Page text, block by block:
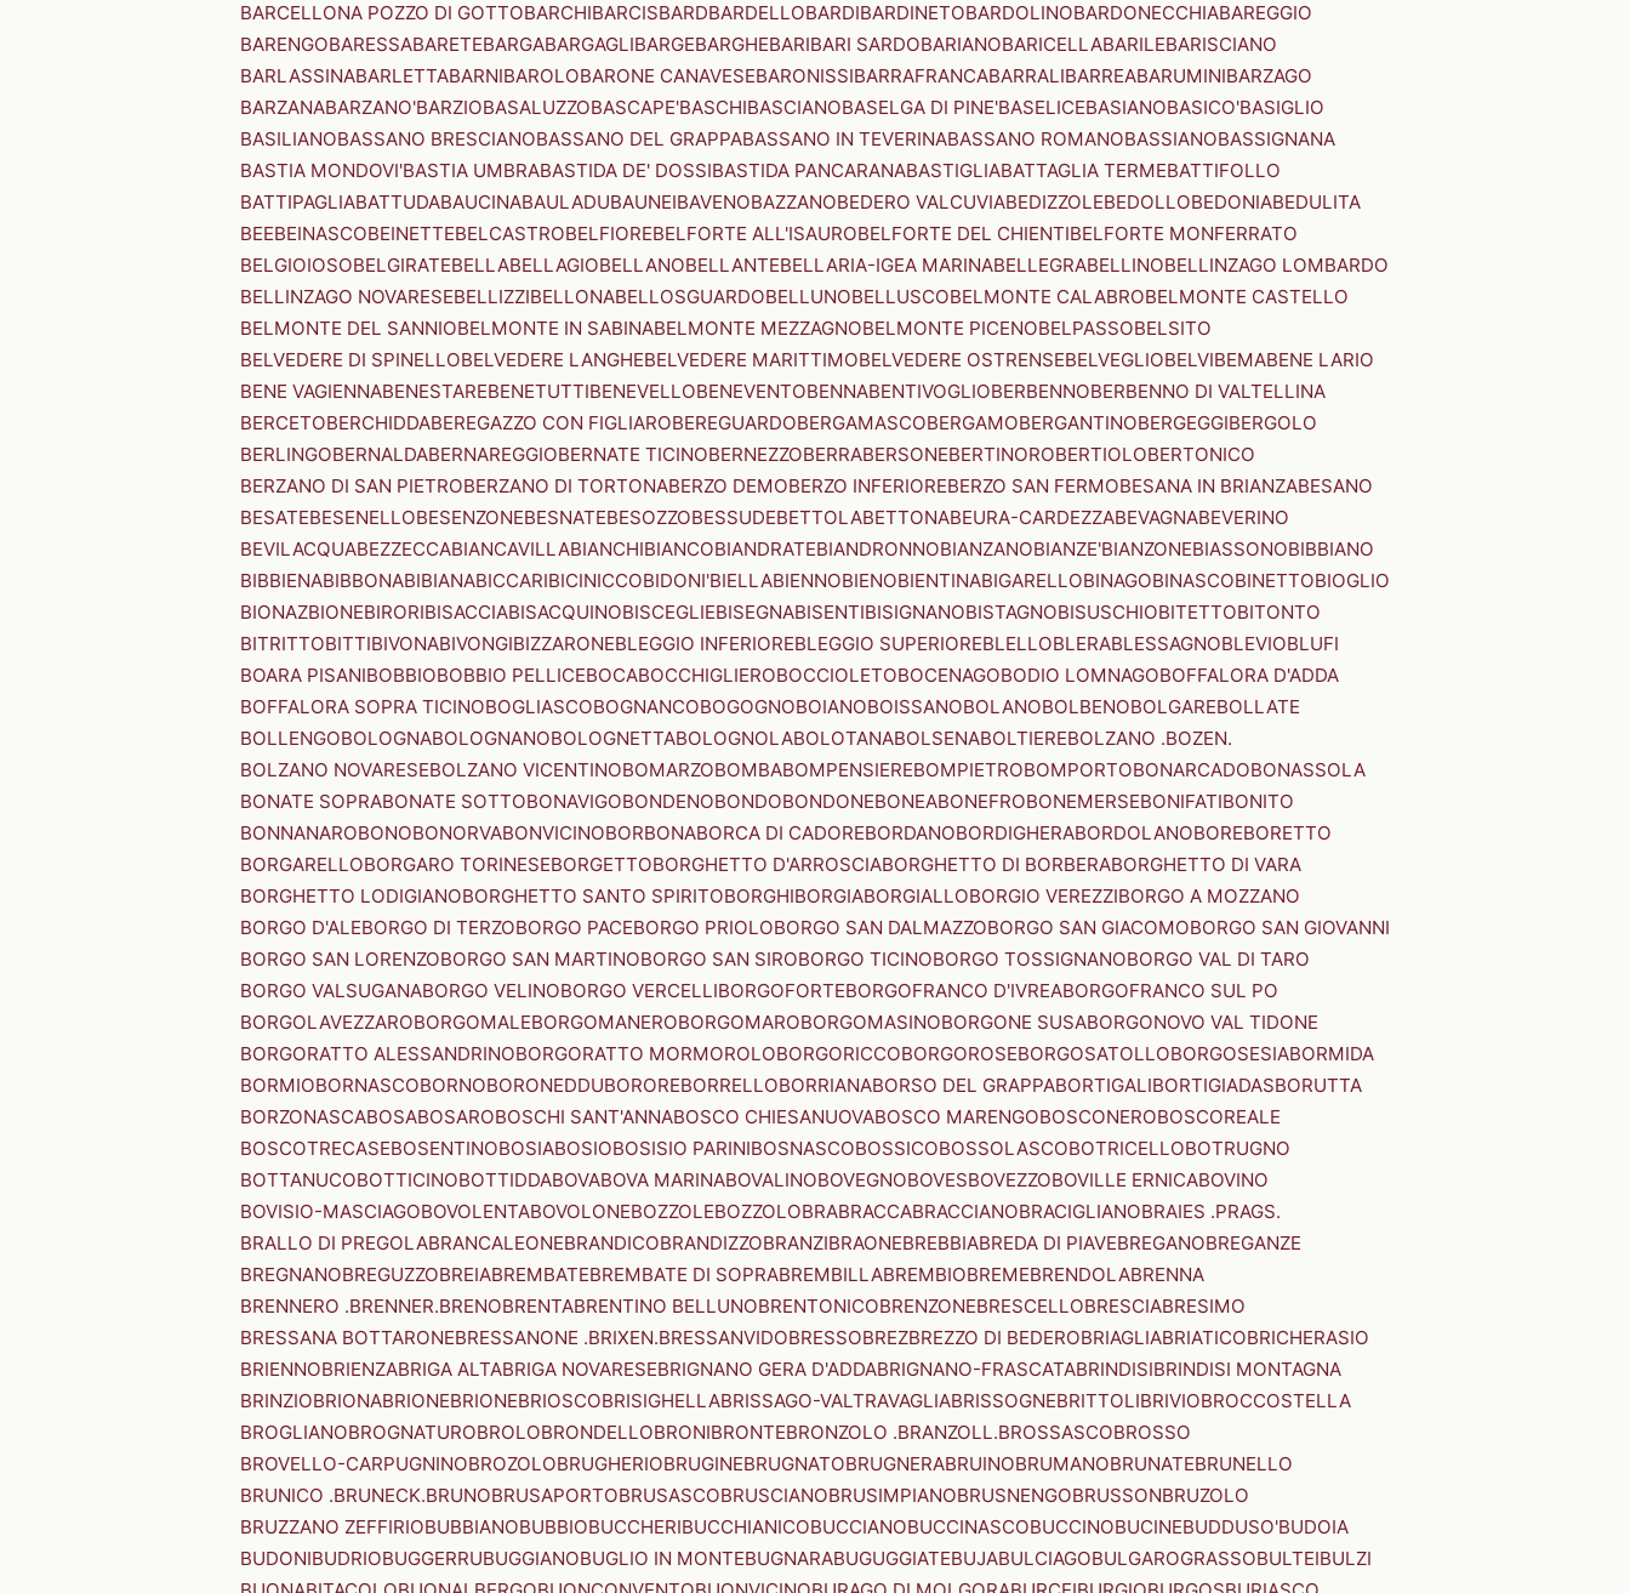
BARCELLONA POZZO DI GOTTOBARCHIBARCISBARDBARDELLOBARDIBARDINETOBARDOLINOBARDONECCHIABAREGGIO
BARENGOBARESSABARETEBARGABARGAGLIBARGEBARGHEBARIBARI SARDOBARIANOBARICELLABARILEBARISCIANO
BARLASSINABARLETTABARNIBAROLOBARONE CANAVESEBARONISSIBARRAFRANCABARRALIBARREABARUMINIBARZAGO
BARZANABARZANO'BARZIOBASALUZZOBASCAPE'BASCHIBASCIANOBASELGA DI PINE'BASELICEBASIANOBASICO'BASIGLIO
BASILIANOBASSANO BRESCIANOBASSANO DEL GRAPPABASSANO IN TEVERINABASSANO ROMANOBASSIANOBASSIGNANA
BASTIA MONDOVI'BASTIA UMBRABASTIDA DE' DOSSIBASTIDA PANCARANABASTIGLIABATTAGLIA TERMEBATTIFOLLO
BATTIPAGLIABATTUDABAUCINABAULADUBAUNEIBAVENOBAZZANOBEDERO VALCUVIABEDIZZOLEBEDOLLOBEDONIABEDULITA
BEEBEINASCOBEINETTEBELCASTROBELFIOREBELFORTE ALL'ISAUROBELFORTE DEL CHIENTIBELFORTE MONFERRATO
BELGIOIOSOBELGIRATEBELLABELLAGIOBELLANOBELLANTEBELLARIA-IGEA MARINABELLEGRABELLINOBELLINZAGO LOMBARDO
BELLINZAGO NOVARESEBELLIZZIBELLONABELLOSGUARDOBELLUNOBELLUSCOBELMONTE CALABROBELMONTE CASTELLO
BELMONTE DEL SANNIOBELMONTE IN SABINABELMONTE MEZZAGNOBELMONTE PICENOBELPASSOBELSITO
BELVEDERE DI SPINELLOBELVEDERE LANGHEBELVEDERE MARITTIMOBELVEDERE OSTRENSEBELVEGLIOBELVIBEMABENE LARIO
BENE VAGIENNABENESTAREBENETUTTIBENEVELLOBENEVENTOBENNABENTIVOGLIOBERBENNOBERBENNO DI VALTELLINA
BERCETOBERCHIDDABEREGAZZO CON FIGLIAROBEREGUARDOBERGAMASCOBERGAMOBERGANTINOBERGEGGIBERGOLO
BERLINGOBERNALDABERNAREGGIOBERNATE TICINOBERNEZZOBERRABERSONEBERTINOROBERTIOLOBERTONICO
BERZANO DI SAN PIETROBERZANO DI TORTONABERZO DEMOBERZO INFERIOREBERZO SAN FERMOBESANA IN BRIANZABESANO
BESATEBESENELLOBESENZONEBESNATEBESOZZOBESSUDEBETTOLABETTONABEURA-CARDEZZABEVAGNABEVERINO
BEVILACQUABEZZECCABIANCAVILLABIANCHIBIANCOBIANDRATEBIANDRONNOBIANZANOBIANZE'BIANZONEBIASSONOBIBBIANO
BIBBIENABIBBONABIBIANABICCARIBICINICCOBIDONI'BIELLABIENNOBIENOBIENTINABIGARELLOBINAGOBINASCOBINETTOBIOGLIO
BIONAZBIONEBIRORIBISACCIABISACQUINOBISCEGLIEBISEGNABISENTIBISIGNANOBISTAGNOBISUSCHIOBITETTOBITONTO
BITRITTOBITTIBIVONABIVONGIBIZZARONEBLEGGIO INFERIOREBLEGGIO SUPERIOREBLELLOBLERABLESSAGNOBLEVIOBLUFI
BOARA PISANIBOBBIOBOBBIO PELLICEBOCABOCCHIGLIEROBOCCIOLETOBOCENAGOBODIO LOMNAGOBOFFALORA D'ADDA
BOFFALORA SOPRA TICINOBOGLIASCOBOGNANCOBOGOGNOBOIANOBOISSANOBOLANOBOLBENOBOLGAREBOLLATE
BOLLENGOBOLOGNABOLOGNANOBOLOGNETTABOLOGNOLABOLOTANABOLSENABOLTIEREBOLZANO .BOZEN.
BOLZANO NOVARESEBOLZANO VICENTINOBOMARZOBOMBABOMPENSIEREBOMPIETROBOMPORTOBONARCADOBONASSOLA
BONATE SOPRABONATE SOTTOBONAVIGOBONDENOBONDOBONDONEBONEABONEFROBONEMERSEBONIFATIBONITO
BONNANAROBONOBONORVABONVICINOBORBONABORCA DI CADOREBORDANOBORDIGHERABORDOLANOBOREBORETTO
BORGARELLOBORGARO TORINESEBORGETTOBORGHETTO D'ARROSCIABORGHETTO DI BORBERABORGHETTO DI VARA
BORGHETTO LODIGIANOBORGHETTO SANTO SPIRITOBORGHIBORGIABORGIALLOBORGIO VEREZZIBORGO A MOZZANO
BORGO D'ALEBORGO DI TERZOBORGO PACEBORGO PRIOLOBORGO SAN DALMAZZOBORGO SAN GIACOMOBORGO SAN GIOVANNI
BORGO SAN LORENZOBORGO SAN MARTINOBORGO SAN SIROBORGO TICINOBORGO TOSSIGNANOBORGO VAL DI TARO
BORGO VALSUGANABORGO VELINOBORGO VERCELLIBORGOFORTEBORGOFRANCO D'IVREABORGOFRANCO SUL PO
BORGOLAVEZZAROBORGOMALEBORGOMANEROBORGOMAROBORGOMASINOBORGONE SUSABORGONOVO VAL TIDONE
BORGORATTO ALESSANDRINOBORGORATTO MORMOROLOBORGORICCOBORGOROSEBORGOSATOLLOBORGOSESIABORMIDA
BORMIOBORNASCOBORNOBORONEDDUBOROREBORRELLOBORRIANABORSO DEL GRAPPABORTIGALIBORTIGIADASBORUTTA
BORZONASCABOSABOSAROBOSCHI SANT'ANNABOSCO CHIESANUOVABOSCO MARENGOBOSCONEROBOSCOREALE
BOSCOTRECASEBOSENTINOBOSIABOSIOBOSISIO PARINIBOSNASCOBOSSICOBOSSOLASCOBOTRICELLOBOTRUGNO
BOTTANUCOBOTTICINOBOTTIDDABOVABOVA MARINABOVALINOBOVEGNOBOVESBOVEZZOBOVILLE ERNICABOVINO
BOVISIO-MASCIAGOBOVOLENTABOVOLONEBOZZOLEBOZZOLOBRABRACCABRACCIANOBRACIGLIANOBRAIES .PRAGS.
BRALLO DI PREGOLABRANCALEONEBRANDICOBRANDIZZOBRANZIBRAONEBREBBIABREDA DI PIAVEBREGANOBREGANZE
BREGNANOBREGUZZOBREIABREMBATEBREMBATE DI SOPRABREMBILLABREMBIOBREMEBRENDOLABRENNA
BRENNERO .BRENNER.BRENOBRENTABRENTINO BELLUNOBRENTONICOBRENZONEBRESCELLOBRESCIABRESIMO
BRESSANA BOTTARONEBRESSANONE .BRIXEN.BRESSANVIDOBRESSOBREZBREZZO DI BEDEROBRIAGLIABRIATICOBRICHERASIO
BRIENNOBRIENZABRIGA ALTABRIGA NOVARESEBRIGNANO GERA D'ADDABRIGNANO-FRASCATABRINDISIBRINDISI MONTAGNA
BRINZIOBRIONABRIONEBRIONEBRIOSCOBRISIGHELLABRISSAGO-VALTRAVAGLIABRISSOGNEBRITTOLIBRIVIOBROCCOSTELLA
BROGLIANOBROGNATUROBROLOBRONDELLOBRONIBRONTEBRONZOLO .BRANZOLL.BROSSASCOBROSSO
BROVELLO-CARPUGNINOBROZOLOBRUGHERIOBRUGINEBRUGNATOBRUGNERABRUINOBRUMANOBRUNATEBRUNELLO
BRUNICO .BRUNECK.BRUNOBRUSAPORTOBRUSASCOBRUSCIANOBRUSIMPIANOBRUSNENGOBRUSSONBRUZOLO
BRUZZANO ZEFFIRIOBUBBIANOBUBBIOBUCCHERIBUCCHIANICOBUCCIANOBUCCINASCOBUCCINOBUCINEBUDDUSO'BUDOIA
BUDONIBUDRIOBUGGERRUBUGGIANOBUGLIO IN MONTEBUGNARABUGUGGIATEBUJABULCIAGOBULGAROGRASSOBULTEIBULZI